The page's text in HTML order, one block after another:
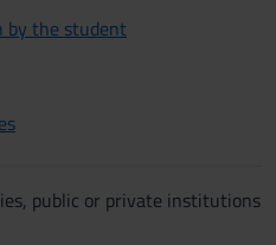
by the student
public or private institutions